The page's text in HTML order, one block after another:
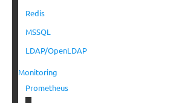
Redis
MSSQL
LDAP/OpenLDAP
Monitoring
Prometheus